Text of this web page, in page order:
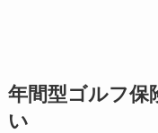
年間型ゴルフ保
い